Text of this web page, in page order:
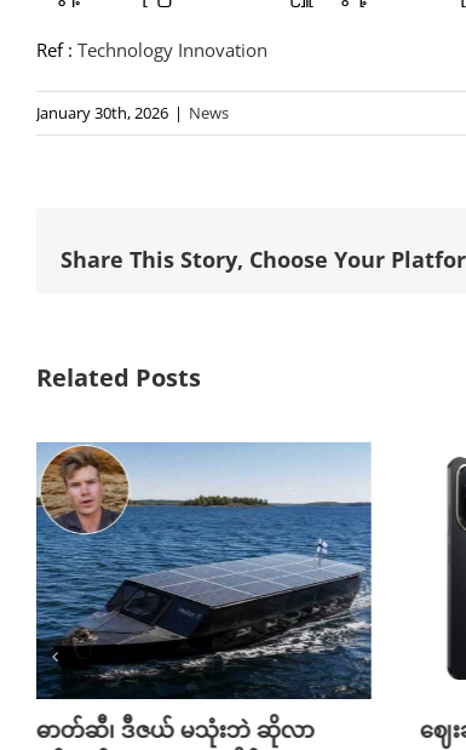
Ref : Technology Innovation
January 30th, 2026 | News
Share This Story, Choose Your
Related Posts
ဓာတ်ဆီ၊ ဒီဇယ် မသုံးဘဲ ဆိုလာ
ဈေ